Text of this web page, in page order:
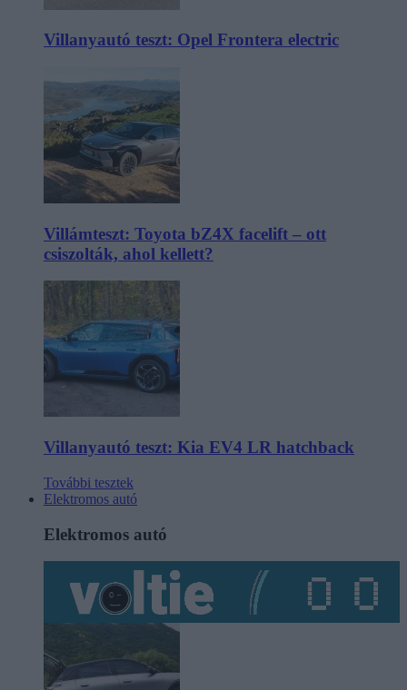
Villanyautó teszt: Opel Frontera electric
Villámteszt: Toyota bZ4X facelift – ott
csiszolták, ahol kellett?
Villanyautó teszt: Kia EV4 LR hatchback
További tesztek
Elektromos autó
Elektromos autó